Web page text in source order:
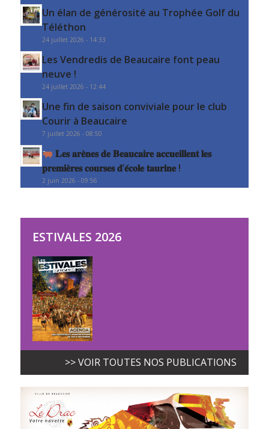
Un élan de générosité au Trophée Golf du
Téléthon
24 juillet 2026 - 14:33
Les Vendredis de Beaucaire font peau
neuve !
24 juillet 2026 - 12:44
Une fin de saison conviviale pour le club
Courir à Beaucaire
7 juillet 2026 - 08:50
𝐋𝐞𝐬 𝐚𝐫𝐞̀𝐧𝐞𝐬 𝐝𝐞 𝐁𝐞𝐚𝐮𝐜𝐚𝐢𝐫𝐞 𝐚𝐜𝐜𝐮𝐞𝐢𝐥𝐥𝐞𝐧𝐭 𝐥𝐞𝐬
𝐩𝐫𝐞𝐦𝐢𝐞̀𝐫𝐞𝐬 𝐜𝐨𝐮𝐫𝐬𝐞𝐬 𝐝’𝐞́𝐜𝐨𝐥𝐞 𝐭𝐚𝐮𝐫𝐢𝐧𝐞 !
2 juin 2026 - 09:56
ESTIVALES 2026
>> VOIR TOUTES NOS PUBLICATIONS